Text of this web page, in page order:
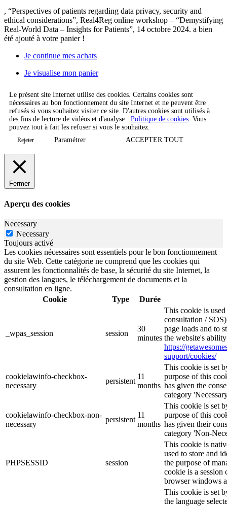
, “Perspectives of patients regarding data privacy, security and
ethical considerations”, Real4Reg online workshop – “Demystifying
Real-World Data – Insights for Patients”, 14 octobre 2024. a bien
été ajouté à votre panier !
Je continue mes achats
Je visualise mon panier
Le présent site Internet utilise des cookies. Certains cookies sont
nécessaires au bon fonctionnement du site Internet et ne peuvent être
refusés si vous souhaitez visiter ce site. D'autres cookies sont utilisés à
des fins de lecture de vidéos et d'analyse : Politique de cookies . Vous
pouvez tout à fait les refuser si vous le souhaitez.
Rejeter Paramétrer ACCEPTER TOUT
Fermer
Aperçu des cookies
Necessary
Necessary
Toujours activé
Les cookies nécessaires sont essentiels pour le bon fonctionnement
du site Web. Cette catégorie ne comprend que les cookies qui
assurent les fonctionnalités de base, la sécurité du site Internet, la
gestion des langues, le téléchargement de documents et la
consultation en ligne.
Cookie
Type Durée
_wpas_session session
30
minutes
This cookie is
consultation /
page loads and to
the website's
https://
support/cookies/
cookielawinfo-checkbox-
necessary
persistent
11
months
This cookie is set
purpose of this
has given the
category
cookielawinfo-checkbox-non-
necessary
persistent
11
months
This cookie is set
purpose of this
has given their
category 'Non-
PHPSESSID session
This cookie is
used to store and
the purpose of
cookie is a session
browser windows
This cookie is set
the language